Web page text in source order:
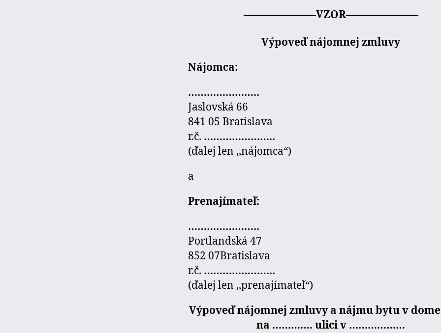
———————VZOR———————
Výpoveď nájomnej zmluvy
Nájomca:
…………………..
Jaslovská 66
841 05 Bratislava
r.č. …………………..
(ďalej len ,,nájomca“)
a
Prenajímateľ:
…………………..
Portlandská 47
852 07Bratislava
r.č. …………………..
(ďalej len ,,prenajímateľ“)
Výpoveď nájomnej zmluvy a nájmu bytu v
na …………. ulici v ………………